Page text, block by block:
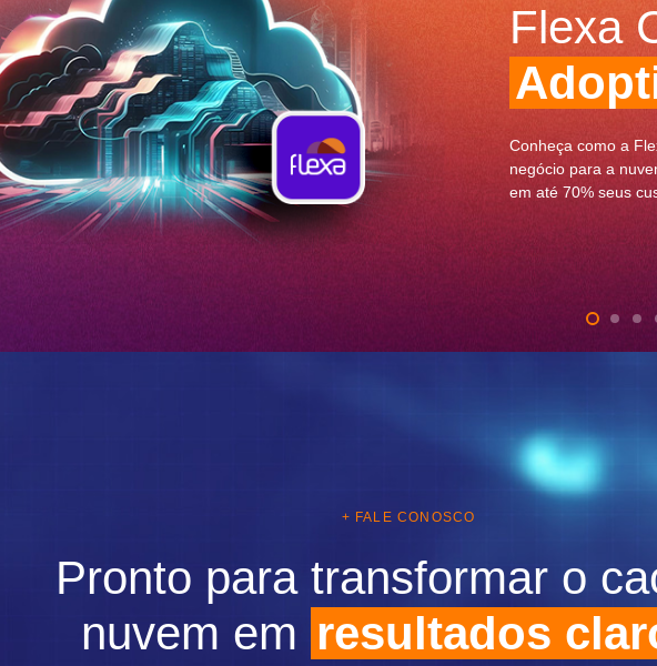
Flexa
Conheça como a
negócio para a
em até 70% seus
+ FALE CONOSCO
Pronto para transformar o
nuvem em resultados